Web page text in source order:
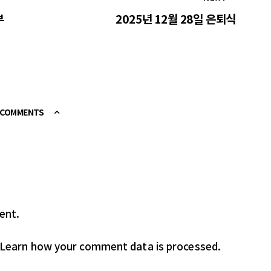
2025년 12월 28일 은퇴식
how your comment data is processed.